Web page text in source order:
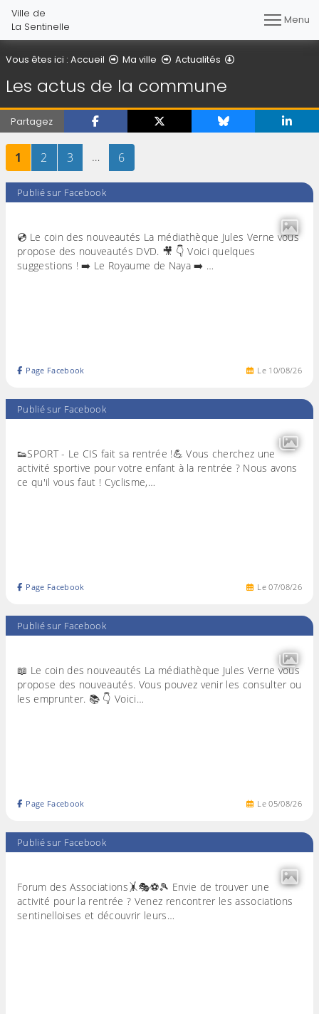
Ville de
La Sentinelle
Menu
Vous êtes ici : Accueil Ma ville Actualités
Les actus de la commune
Partagez
Page
1 sur 6Page
2 sur 6Page
3sur 6
… Page
6sur 6
Publié sur Facebook
💿 Le coin des nouveautés La médiathèque Jules Verne vous
propose des nouveautés DVD. 🎥 👇 Voici quelques
suggestions ! ➡️ Le Royaume de Naya ➡️ …
Le 10/08/26
Page Facebook
Publié sur Facebook
👟SPORT - Le CIS fait sa rentrée !💪 Vous cherchez une
activité sportive pour votre enfant à la rentrée ? Nous avons
ce qu'il vous faut ! Cyclisme,…
Le07/08/26
Page Facebook
Publié sur Facebook
📖 Le coin des nouveautés La médiathèque Jules Verne vous
propose des nouveautés. Vous pouvez venir les consulter ou
les emprunter. 📚 👇 Voici…
Le05/08/26
Page Facebook
Publié sur Facebook
Forum des Associations🤸🎭⚽🎾 Envie de trouver une
activité pour la rentrée ? Venez rencontrer les associations
sentinelloises et découvrir leurs…